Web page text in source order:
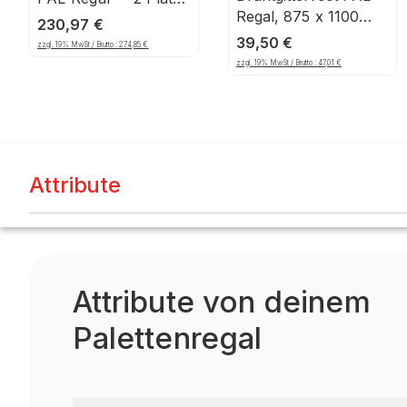
(1800-1850mm),
1206, 125
230,97 €
zzgl. 19% MwSt / Brutto :274,85€
Regal, 875 x 1100
mm, 100 x 50 mm
Maschenteilung,
39,50€
zzgl. 19% MwSt / Brutto : 47,01€
Attribute
Attribute von deinem
Palettenregal